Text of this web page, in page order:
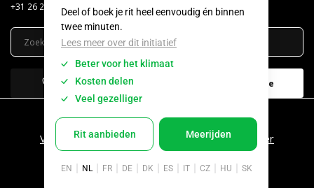
Bel GelreDome Mail GelreDome
+31 26 207 2300
LinkedIn
GelreDome 2026 ©
VoorwaardenCookiebeleid Privacy policyDisclaimer